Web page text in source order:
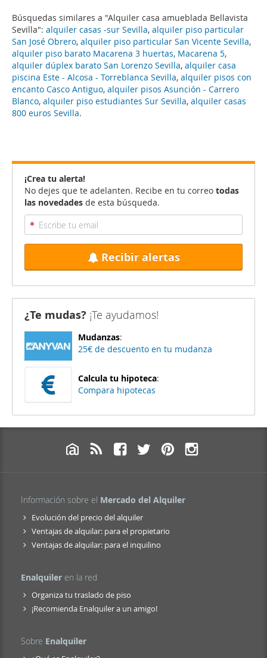
Búsquedas similares a "Alquiler casa amueblada Bellavista
Sevilla": alquiler casas -sur Sevilla, alquiler piso particular
San José Obrero, alquiler piso particular San Vicente Sevilla,
alquiler piso barato Macarena 3 huertas, Macarena 5,
alquiler dúplex barato San Lorenzo Sevilla, alquiler casa
piscina Este - Alcosa - Torreblanca Sevilla, alquiler pisos con
encanto Casco Antiguo, alquiler pisos Asunción - Carrero
Blanco, alquiler piso estudiantes Sur Sevilla, alquiler casas
800 euros Sevilla.
¡Crea tu alerta!
No dejes que te adelanten. Recibe en tu correo todas
las novedades de esta búsqueda.
Recibir alertas
¿Te mudas? ¡Te ayudamos!
Mudanzas:
25€ de descuento en tu mudanza
Calcula tu hipoteca:
Compara hipotecas
Información sobre el Mercado del Alquiler
Evolución del precio del alquiler
Ventajas de alquilar: para el propietario
Ventajas de alquilar: para el inquilino
Enalquiler en la red
Organiza tu traslado de piso
¡Recomienda Enalquiler a un amigo!
Sobre Enalquiler